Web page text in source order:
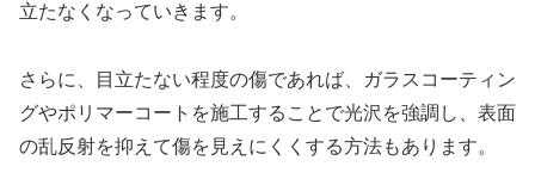
立たなくなっていきます。
さらに、目立たない程度の傷であれば、ガラスコーティン
グやポリマーコートを施工することで光沢を強調し、表面
の乱反射を抑えて傷を見えにくくする方法もあります。